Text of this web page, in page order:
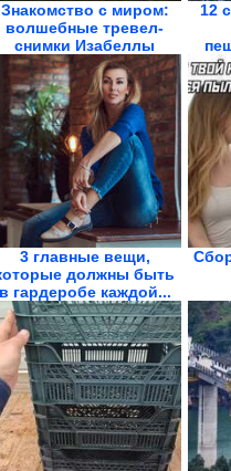
Знакомство с миром:
волшебные тревел-
снимки Изабеллы
Табаччи
12
3 главные вещи,
должны быть
в гардеробе каждой...